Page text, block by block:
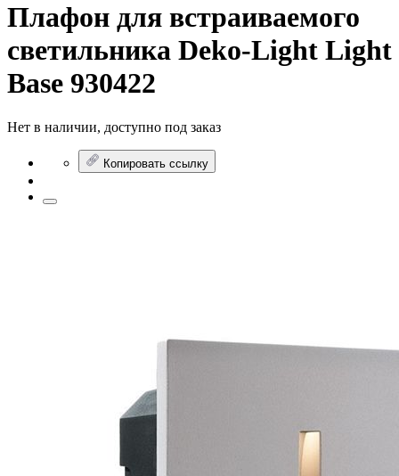
Плафон для встраиваемого
светильника Deko-Light Light
Base 930422
Нет в наличии, доступно под заказ
Копировать ссылку